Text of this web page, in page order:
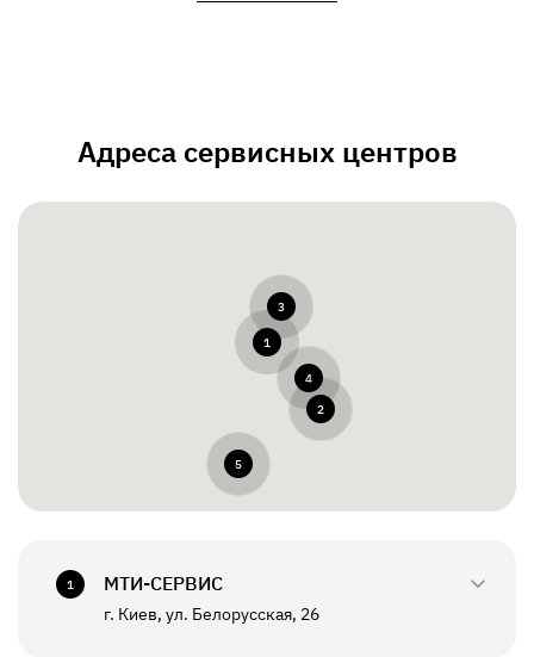
Адреса сервисных центров
1
2
3
4
5
1 МТИ-СЕРВИС
г. Киев, ул. Белорусская, 26